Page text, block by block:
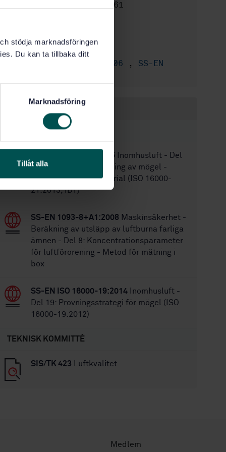
stödja marknadsföringen
Du kan ta tillbaka ditt
Marknadsföring
Tillåt alla
STD-8024661
Antal sidor: 56
SS-EN 15058:2006 , SS-EN
Inom samma område
STANDARDER
SS-ISO 16000-21:2015 Inomhusluft - Del
21: Detektion och räkning av mögel -
Provtagning från material (ISO 16000-
21:2013, IDT)
SS-EN 1093-8+A1:2008 Maskinsäkerhet -
Beräkning av utsläpp av luftburna farliga
ämnen - Del 8: Koncentrationsparameter
för luftförorening - Metod för mätning i
box
SS-EN ISO 16000-19:2014 Inomhusluft -
Del 19: Provningsstrategi för mögel (ISO
16000-19:2012)
TEKNISK KOMMITTÉ
SIS/TK 423 Luftkvalitet
Medlem